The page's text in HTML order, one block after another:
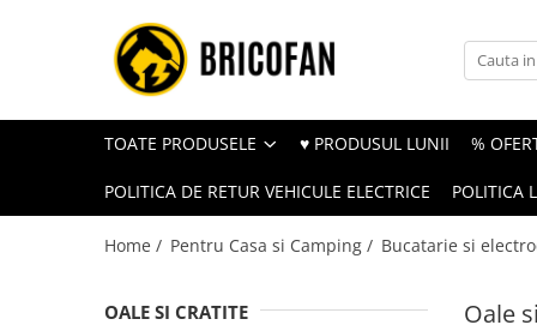
Toate Produsele
Fără permis
TOATE PRODUSELE ♥ PRODUSUL LUNII %
POLITICA DE RETUR VEHICULE ELECTRICE POLITICA
Home / Pentru Casa si Camping / Bucatarie si
Oale
OALE SI CRATITE